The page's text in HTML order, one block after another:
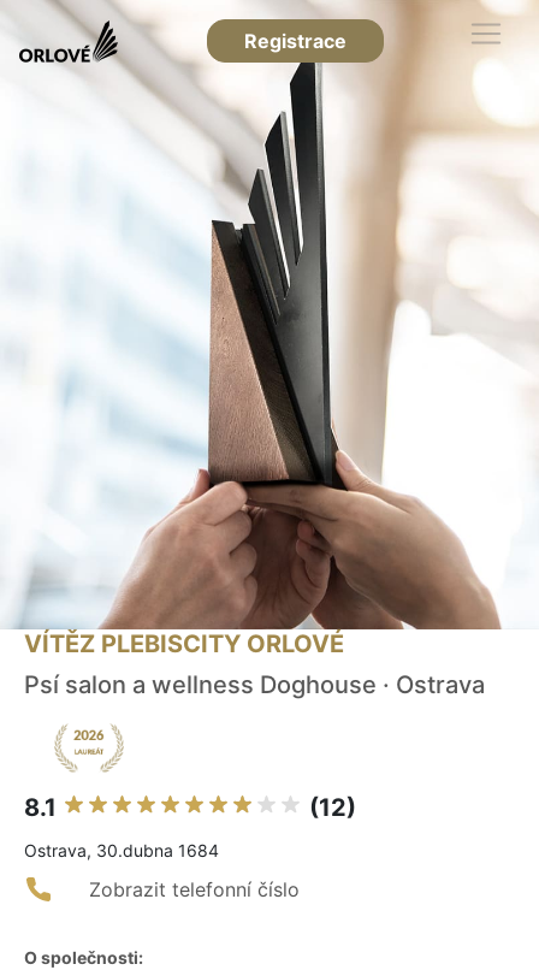
Registrace
VÍTĚZ PLEBISCITY ORLOVÉ
Psí salon a wellness Doghouse · Ostrava
8.1 (12)
Ostrava, 30.dubna 1684
Zobrazit telefonní číslo
O společnosti: